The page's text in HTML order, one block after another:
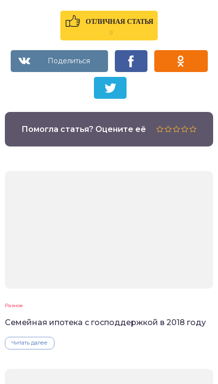
ОТЛИЧНАЯ СТАТЬЯ
0
Помогла статья? Оцените её
Разное
Семейная ипотека с господдержкой в 2018 году
Читать далее